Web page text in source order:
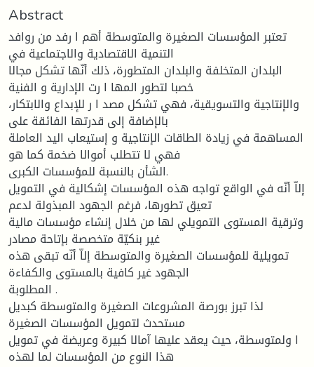
Abstract
تعتبر المؤسسات الصغيرة والمتوسطة أهم ا رفد من روافد
التنمية الاقتصادية والاجتماعية في
البلدان المتخلفة والبلدان المتطورة، ذلك أنّها تشكل مجالا
خصبا لتطور المها ا رت الإدارية و الفنية
والإنتاجية والتسويقية، فهي تشكل مصد ا ر للإبداع والابتكار،
بالإضافة إلى قدرتها الفائقة على
المساهمة في زيادة الطاقات الإنتاجية و إستيعاب اليد العاملة
فهي لا تتطلب أموالا ضخمة كما هو
الشأن بالنسبة للمؤسسات الكبرى.
إلاّ أنّه في الواقع تواجه هذه المؤسسات إشكالية في التمويل
تعيق تطورها، فرغم الجهود المبذولة لدعم
وترقية المستوى التمويلي لها من خلال إنشاء مؤسسات مالية
غير بنكيّة متخصصة بإتاحة مصادر
تمويلية للمؤسسات الصغيرة والمتوسطة إلاّ أنّه تبقى هذه
الجهود غير كافية بالمستوى والكفاءة
المطلوبة .
لذا تبرز بورصة المشروعات الصغيرة والمتوسطة كبديل
مستحدث لتمويل المؤسسات الصغيرة
ا ولمتوسطة، حيث يعقد عليها آمالا كبيرة وعريضة في تمويل
هذا النوع من المؤسسات لما لهذه